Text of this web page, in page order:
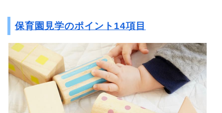
保育園見学のポイント14項目